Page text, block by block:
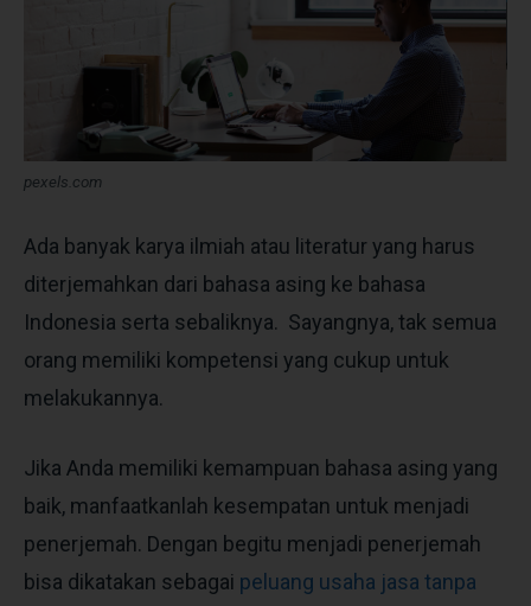
pexels.com
Ada banyak karya ilmiah atau literatur yang harus
diterjemahkan dari bahasa asing ke bahasa
Indonesia serta sebaliknya. Sayangnya, tak semua
orang memiliki kompetensi yang cukup untuk
melakukannya.
Jika Anda memiliki kemampuan bahasa asing yang
baik, manfaatkanlah kesempatan untuk menjadi
penerjemah. Dengan begitu menjadi penerjemah
bisa dikatakan sebagai peluang usaha jasa tanpa